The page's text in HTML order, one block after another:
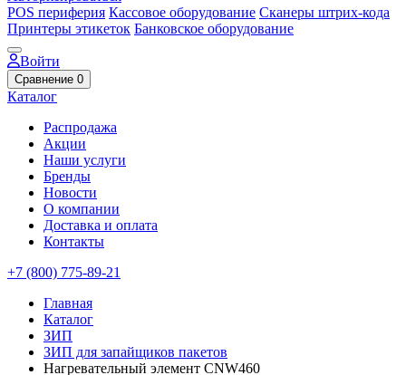
POS периферия Кассовое оборудование Сканеры штрих-кода
Принтеры этикеток Банковское оборудование
Войти
Сравнение 0
Каталог
Распродажа
Акции
Наши услуги
Бренды
Новости
О компании
Доставка и оплата
Контакты
+7 (800) 775-89-21
Главная
Каталог
ЗИП
ЗИП для запайщиков пакетов
Нагревательный элемент CNW460